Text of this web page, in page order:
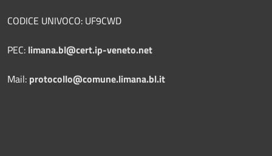
CODICE UNIVOCO: UF9CWD
PEC: limana.bl@cert.ip-veneto.net
Mail: protocollo@comune.limana.bl.it